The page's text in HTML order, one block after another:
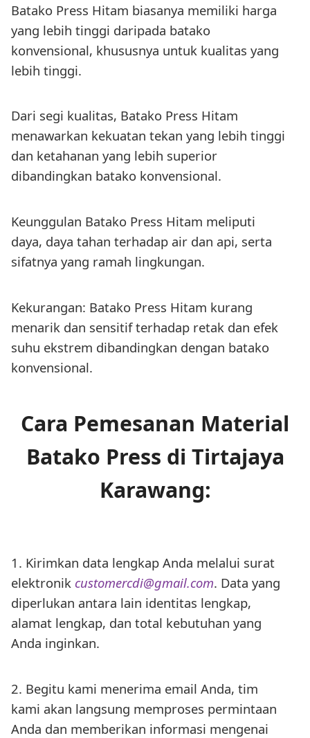
Batako Press Hitam biasanya memiliki harga
yang lebih tinggi daripada batako
konvensional, khususnya untuk kualitas yang
lebih tinggi.
Dari segi kualitas, Batako Press Hitam
menawarkan kekuatan tekan yang lebih tinggi
dan ketahanan yang lebih superior
dibandingkan batako konvensional.
Keunggulan Batako Press Hitam meliputi
daya, daya tahan terhadap air dan api, serta
sifatnya yang ramah lingkungan.
Kekurangan: Batako Press Hitam kurang
menarik dan sensitif terhadap retak dan efek
suhu ekstrem dibandingkan dengan batako
konvensional.
Cara Pemesanan Material
Batako Press di Tirtajaya
Karawang:
1. Kirimkan data lengkap Anda melalui surat
elektronik customercdi@gmail.com. Data yang
diperlukan antara lain identitas lengkap,
alamat lengkap, dan total kebutuhan yang
Anda inginkan.
2. Begitu kami menerima email Anda, tim
kami akan langsung memproses permintaan
Anda dan memberikan informasi mengenai